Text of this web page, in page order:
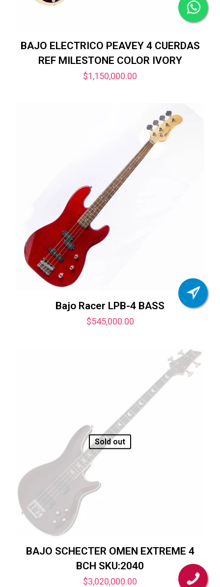
BAJO ELECTRICO PEAVEY 4 CUERDAS
REF MILESTONE COLOR IVORY
$1,150,000.00
Bajo Racer LPB-4 BASS
$545,000.00
Sold out
BAJO SCHECTER OMEN EXTREME 4
BCH SKU:2040
$3,020,000.00